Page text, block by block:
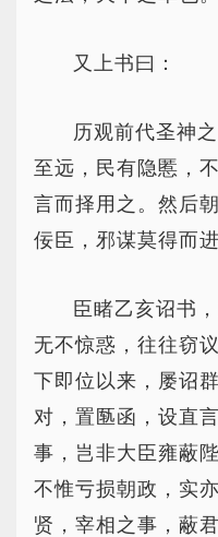
又上书曰：
历观前代圣神
至远，民有隐慝，
言而择用之。然后
佞臣，邪谋莫得而进
臣睹乙亥诏书
无不惊惑，往往窃
下即位以来，屡诏
对，置匦函，设直
事，岂非大臣雍蔽
不惟亏损朝政，实
贤，宰相之事，蔽